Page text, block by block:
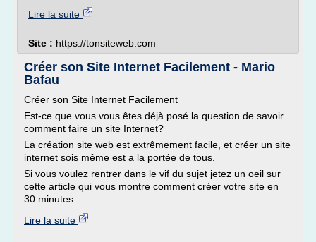
Lire la suite
Site : https://tonsiteweb.com
Créer son Site Internet Facilement - Mario
Bafau
Créer son Site Internet Facilement
Est-ce que vous vous êtes déjà posé la question de savoir
comment faire un site Internet?
La création site web est extrêmement facile, et créer un site
internet sois même est a la portée de tous.
Si vous voulez rentrer dans le vif du sujet jetez un oeil sur
cette article qui vous montre comment créer votre site en
30 minutes : ...
Lire la suite